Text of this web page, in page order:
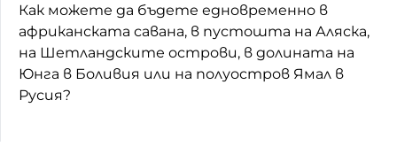
Къщата
Златната ябълка
Непознатите думи
Как можете да бъдете едновременно в
африканската савана, в пустошта на Аляска,
на Шетландските острови, в долината на
Юнга в Боливия или на полуостров Ямал в
Русия?